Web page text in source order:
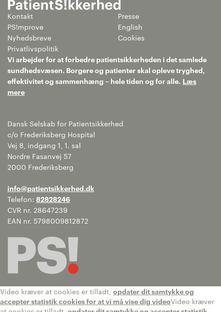
Kontakt
Presse
PS!mprove
English
Nyhedsbreve
Cookies
Privatlivspolitik
Vi arbejder for at forbedre patientsikkerheden i det samlede
sundhedsvæsen. Borgere og patienter skal opleve tryghed,
effektivitet og sammenhæng – hele tiden og for alle. Læs
mere
Dansk Selskab for Patientsikkerhed
c/o Frederiksberg Hospital
Vej 8, indgang 1, 1. sal
Nordre Fasanvej 57
2000 Frederiksberg
info@patientsikkerhed.dk
Telefon: 82828246
CVR nr. 28647239
EAN nr. 5798009812872
Video kræver at cookies er tilladt, opdater dit samtykke og
accepter statistik cookies for at vi må vise dig videoVideo kræver